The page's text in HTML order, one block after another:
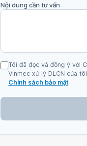
Nội dung cần tư vấn
Tôi đã đọc và đồng ý với
Vinmec xử lý DLCN của
Chính sách bảo mật